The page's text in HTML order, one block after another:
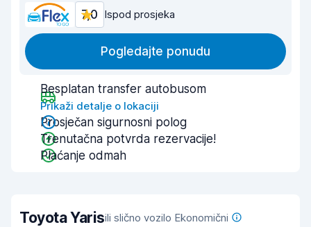
7,0 Ispod prosjeka
Pogledajte ponudu
Besplatan transfer autobusom
Prikaži detalje o lokaciji
Prosječan sigurnosni polog
Trenutačna potvrda rezervacije!
Plaćanje odmah
Toyota Yarisili slično vozilo Ekonomični